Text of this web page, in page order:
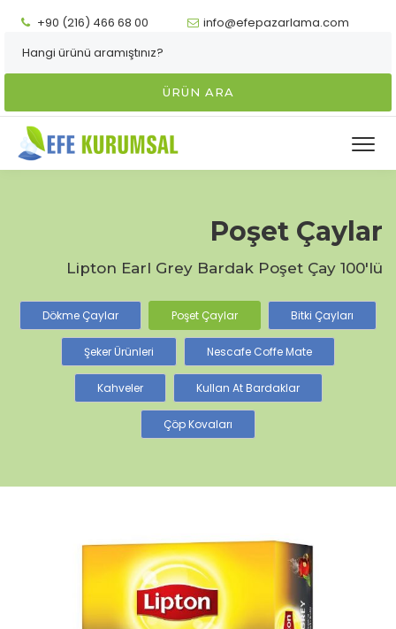
+90 (216) 466 68 00 info@efepazarlama.com
ÜRÜN ARA
Poşet Çaylar
Lipton Earl Grey Bardak Poşet Çay 100'lü
Dökme Çaylar Poşet Çaylar Bitki Çayları
Şeker Ürünleri Nescafe Coffe Mate
Kahveler Kullan At Bardaklar
Çöp Kovaları